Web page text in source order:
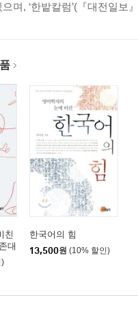
동 성공 사례
어 운동
드
이드 독자를 생각하라
며, ‘한밭칼럼’(『대전일
친
대
)
한국어의 힘
13,500원 (10% 할인)